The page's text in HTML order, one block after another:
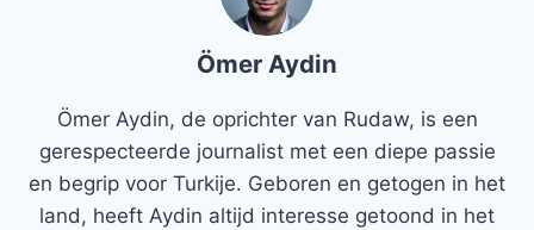
Ömer Aydin
Ömer Aydin, de oprichter van Rudaw, is een
gerespecteerde journalist met een diepe passie
en begrip voor Turkije. Geboren en getogen in het
land, heeft Aydin altijd interesse getoond in het